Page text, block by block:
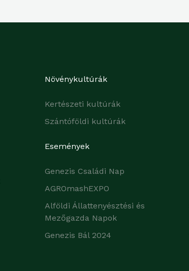
Növénykultúrák
Kertészeti kultúrák
Szántóföldi kultúrák
Események
Genezis Családi Nap
AGROmashEXPO
Alföldi Állattenyésztési és
Mezőgazda Napok
Genezis Bál 2024